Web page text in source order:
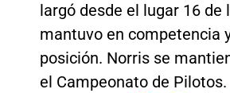
largó desde el lugar 16 de
mantuvo en competencia
posición. Norris se
el Campeonato de Pilotos.